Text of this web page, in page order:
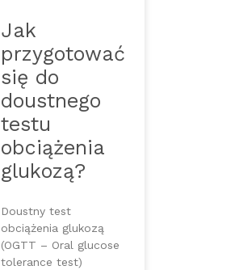
Jak
przygotować
się do
doustnego
testu
obciążenia
glukozą?
Doustny test
obciążenia glukozą
(OGTT – Oral glucose
tolerance test)